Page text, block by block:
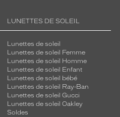
LUNETTES DE SOLEIL
Lunettes de soleil
Lunettes de soleil Femme
Lunettes de soleil Homme
Lunettes de soleil Enfant
Lunettes de soleil bébé
Lunettes de soleil Ray-Ban
Lunettes de soleil Gucci
Lunettes de soleil Oakley
Soldes